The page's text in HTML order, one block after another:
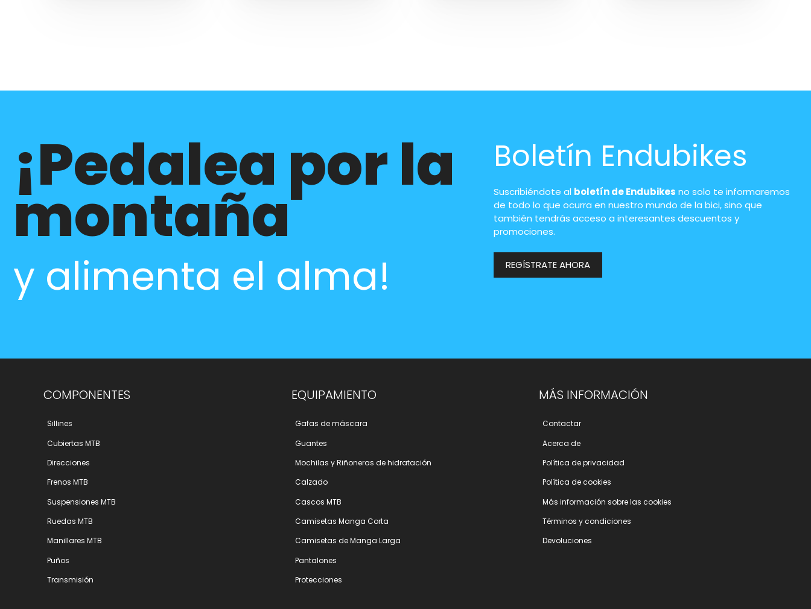
¡Pedalea por la
montaña
y alimenta el alma!
Boletín Endubikes
Suscribiéndote al boletín de Endubikes no solo te informaremos
de todo lo que ocurra en nuestro mundo de la bici, sino que
también tendrás acceso a interesantes descuentos y
promociones.
REGÍSTRATE AHORA
COMPONENTES
Sillines
Cubiertas MTB
Direcciones
Frenos MTB
Suspensiones MTB
Ruedas MTB
Manillares MTB
Puños
Transmisión
EQUIPAMIENTO
Gafas de máscara
Guantes
Mochilas y Riñoneras de hidratación
Calzado
Cascos MTB
Camisetas Manga Corta
Camisetas de Manga Larga
Pantalones
Protecciones
MÁS INFORMACIÓN
Contactar
Acerca de
Polí­tica de privacidad
Polí­tica de cookies
Más información sobre las cookies
Términos y condiciones
Devoluciones